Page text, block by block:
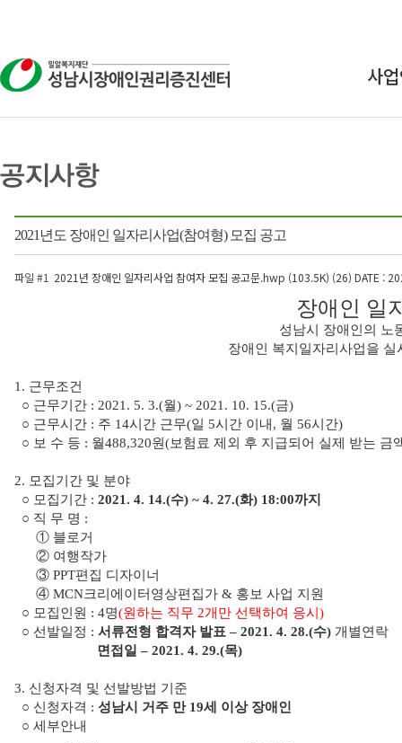
사
2021년도 장애인 일자리사업(참여형) 모집 공고
파일 #1 2021년 장애인 일자리사업 참여자 모집 공고문.hwp (103.5K) (26) DATE :
장애인 일
성남시 장애인의 노
장애인 복지일자리사업을
1. 근무조건
○ 근무기간 : 2021. 5. 3.(월) ~ 2021. 10. 15.(금)
○ 근무시간 : 주 14시간 근무(일 5시간 이내, 월 56시간)
○ 보 수 등 : 월488,320원(보험료 제외 후 지급되어 실제 받는 금
2. 모집기간 및 분야
○ 모집기간 : 2021. 4. 14.(수) ~ 4. 27.(화) 18:00까지
○ 직 무 명 :
① 블로거
② 여행작가
③ PPT편집 디자이너
④ MCN크리에이터영상편집가 & 홍보 사업 지원
○ 모집인원 : 4명(원하는 직무 2개만 선택하여 응시)
○ 선발일정 : 서류전형 합격자 발표 – 2021. 4. 28.(수) 개별연락
면접일 – 2021. 4. 29.(목)
3. 신청자격 및 선발방법 기준
○ 신청자격 : 성남시 거주 만 19세 이상 장애인
○ 세부안내